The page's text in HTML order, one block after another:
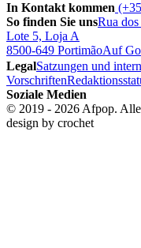
In Kontakt kommen
So finden Sie unsRua
Lote 5, Loja A
8500-649 PortimãoAuf
LegalSatzungen und
Vorschriften
Soziale Medien
© 2019 - 2026 Afpop. Alle
design by crochet